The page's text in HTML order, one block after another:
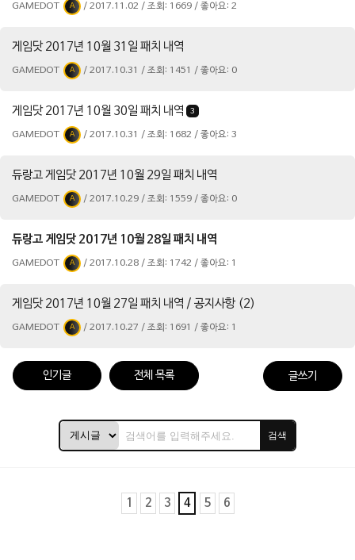
GAMEDOT A / 2017.11.02 / 조회: 1669 / 좋아요: 2
게임닷 2017년 10월 31일 패치 내역
GAMEDOT A / 2017.10.31 / 조회: 1451 / 좋아요: 0
게임닷 2017년 10월 30일 패치 내역 3
GAMEDOT A / 2017.10.31 / 조회: 1682 / 좋아요: 3
듀랑고 게임닷 2017년 10월 29일 패치 내역
GAMEDOT A / 2017.10.29 / 조회: 1559 / 좋아요: 0
듀랑고 게임닷 2017년 10월 28일 패치 내역
GAMEDOT A / 2017.10.28 / 조회: 1742 / 좋아요: 1
게임닷 2017년 10월 27일 패치 내역 / 공지사항 (2)
GAMEDOT A / 2017.10.27 / 조회: 1691 / 좋아요: 1
인기글 전체 목록 글쓰기
검색
1 2 3 4 5 6